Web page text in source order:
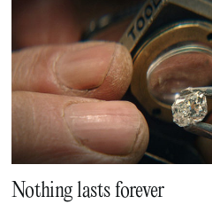
Nothing lasts forever